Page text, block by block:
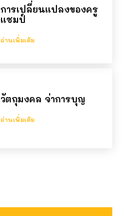
การเปลี่ยนแปลงของครู
แชมป์
อ่านเพิ่มเติม
วัตถุมงคล จ่าการบุญ
อ่านเพิ่มเติม